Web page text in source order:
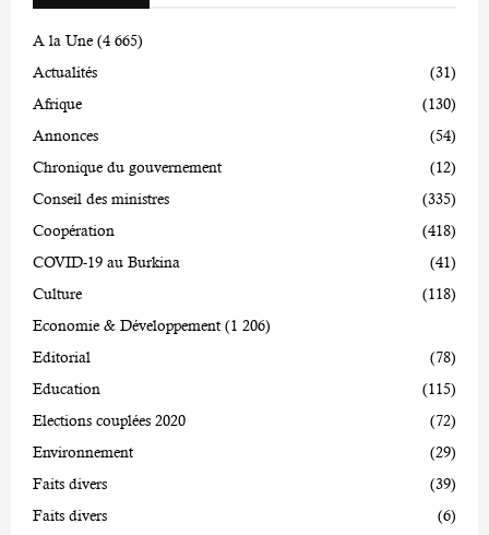
A la Une (4 665)
Actualités
(31)
Afrique
(130)
Annonces
(54)
Chronique du gouvernement
(12)
Conseil des ministres
(335)
Coopération
(418)
COVID-19 au Burkina
(41)
Culture
(118)
Economie & Développement (1 206)
Editorial
(78)
Education
(115)
Elections couplées 2020
(72)
Environnement
(29)
Faits divers
(39)
Faits divers
(6)